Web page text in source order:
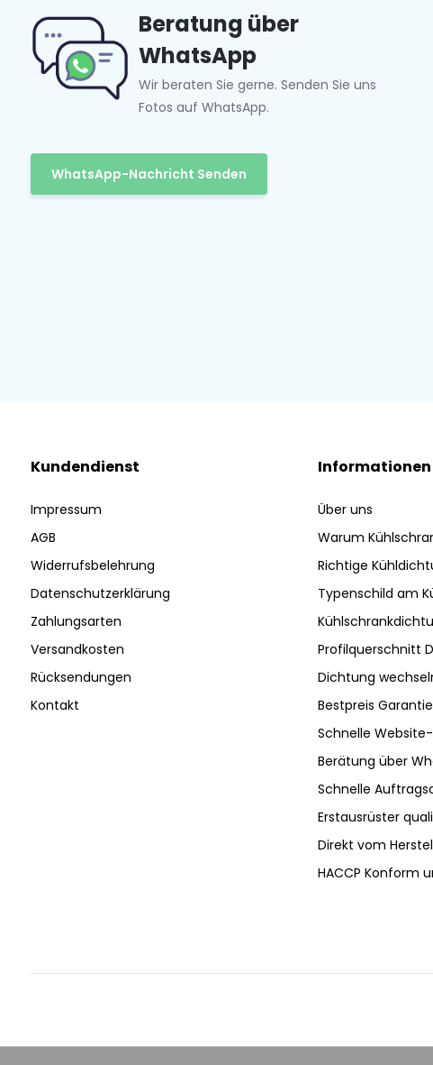
Beratung über
WhatsApp
Wir beraten Sie gerne. Senden Sie uns
Fotos auf WhatsApp.
WhatsApp-Nachricht Senden
Kundendienst
Impressum
AGB
Widerrufsbelehrung
Datenschutzerklärung
Zahlungsarten
Versandkosten
Rücksendungen
Kontakt
Informationen
Über uns
Warum
Richtige
Typenschild am
Profilquerschnitt
Dichtung
Bestpreis Garantie
Schnelle
Berätung über
Schnelle
Erstausrüster
Direkt vom
HACCP Konform